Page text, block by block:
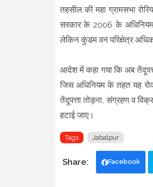
तहसील की महा ग्रामसभा
सरकार के 2006 के अधिनियम
लेकिन कुंडम वन परिक्षेत्र
आदेश में कहा गया कि अब
जिस अधिनियम के तहत यह
तेंदूपत्ता तोड़ना, संग्रहण व
हटाई जाए।
Tags Jabalpur
Facebook